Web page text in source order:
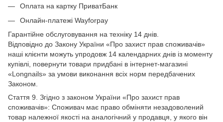
Оплата на картку ПриватБанк
Онлайн-платежі Wayforpay
Гарантійне обслуговування на техніку 14 днів.
Відповідно до Закону України «Про захист прав споживачів»
наші клієнти можуть упродовж 14 календарних днів із моменту
купівлі, повернути товари придбані в інтернет-магазині
«Longnails» за умови виконання всіх норм передбачених
Законом.
Стаття 9. Згідно з законом України «Про захист прав
споживачів»: Споживач має право обміняти незадоволений
товар належної якості на аналогічний у продавця, у якого він